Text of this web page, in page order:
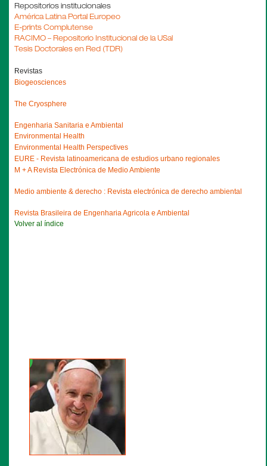
Repositorios institucionales
América Latina Portal Europeo
E-prints Complutense
RACIMO – Repositorio Institucional de la USal
Tesis Doctorales en Red (TDR)
Revistas
Biogeosciences
Engenharia Sanitaria e Ambiental
Environmental Health
Environmental Health Perspectives
EURE - Revista latinoamericana de estudios urbano regionales
M + A Revista Electrónica de Medio Ambiente
Medio ambiente & derecho : Revista electrónica de derecho ambiental
Revista Brasileira de Engenharia Agricola e Ambiental
Volver al índice